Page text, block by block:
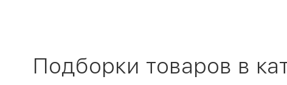
Подборки товаров в